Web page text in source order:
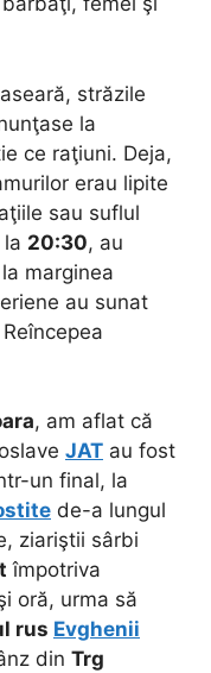
străzile
la
ce raţiuni. Deja,
erau lipite
sau suflul
20:30, au
la marginea
au sunat
, am aflat că
JAT au fost
un final, la
de-a lungul
ziariştii sârbi
împotriva
oră, urma să
rus Evghenii
din Trg